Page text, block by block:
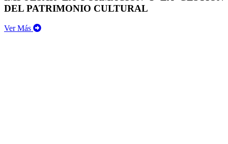
DEL PATRIMONIO CULTURAL
Ver Más